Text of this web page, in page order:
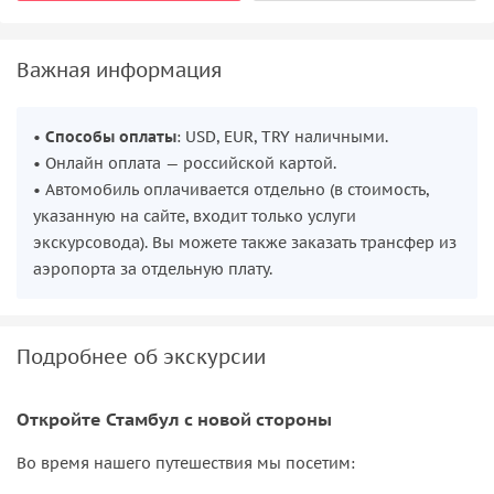
Важная информация
• Способы оплаты: USD, EUR, TRY наличными.
• Онлайн оплата — российской картой.
• Автомобиль оплачивается отдельно (в стоимость,
указанную на сайте, входит только услуги
экскурсовода). Вы можете также заказать трансфер из
аэропорта за отдельную плату.
Подробнее об экскурсии
Откройте Стамбул с новой стороны
Во время нашего путешествия мы посетим: